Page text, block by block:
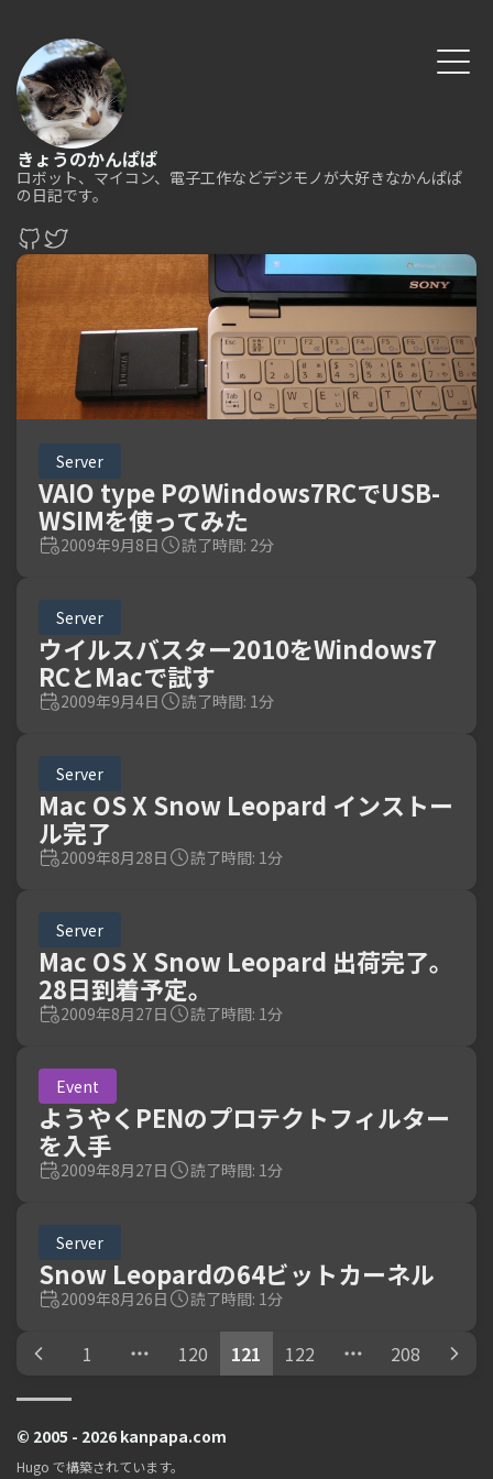
きょうのかんぱぱ
ロボット、マイコン、電子工作などデジモノが大好きなかんぱぱ
の日記です。
Server
VAIO type PのWindows7RCでUSB-
WSIMを使ってみた
2009年9月8日 読了時間: 2分
Server
ウイルスバスター2010をWindows7
RCとMacで試す
2009年9月4日 読了時間: 1分
Server
Mac OS X Snow Leopard インストー
ル完了
2009年8月28日 読了時間: 1分
Server
Mac OS X Snow Leopard 出荷完了。
28日到着予定。
2009年8月27日 読了時間: 1分
Event
ようやくPENのプロテクトフィルター
を入手
2009年8月27日 読了時間: 1分
Server
Snow Leopardの64ビットカーネル
2009年8月26日 読了時間: 1分
1 120 121 122 208
© 2005 - 2026 kanpapa.com
Hugo で構築されています。